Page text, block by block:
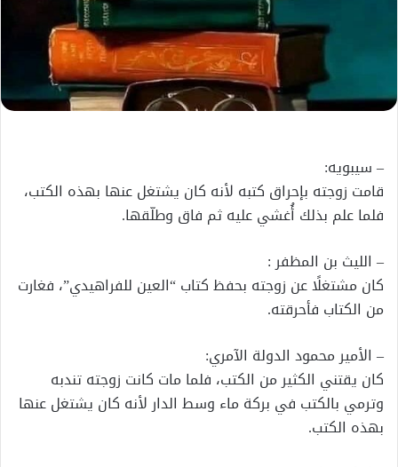
– سيبويه:
قامت زوجته بإحراق كتبه لأنه كان يشتغل عنها بهذه الكتب،
فلما علم بذلك أُغشي عليه ثم فاق وطلّقها.
– الليث بن المظفر :
كان مشتغلًا عن زوجته بحفظ كتاب “العين للفراهيدي”، فغارت
من الكتاب فأحرقته.
– الأمير محمود الدولة الآمري:
كان يقتني الكثير من الكتب، فلما مات كانت زوجته تندبه
وترمي بالكتب في بركة ماء وسط الدار لأنه كان يشتغل عنها
بهذه الكتب.